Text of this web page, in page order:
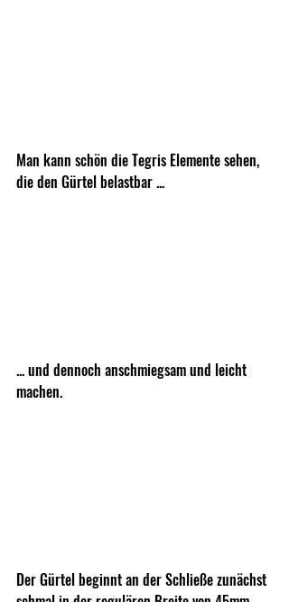
Man kann schön die Tegris Elemente sehen,
die den Gürtel belastbar ...
... und dennoch anschmiegsam und leicht
machen.
Der Gürtel beginnt an der Schließe zunächst